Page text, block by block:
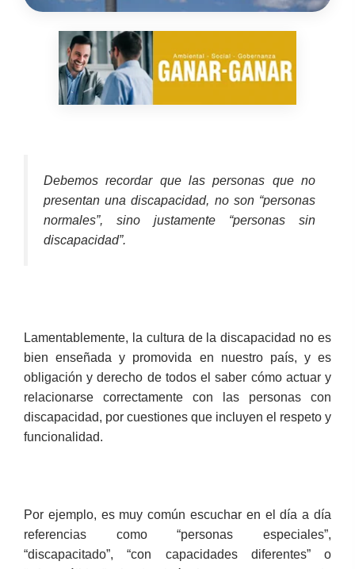
Debemos recordar que las personas que no
presentan una discapacidad, no son “personas
normales”, sino justamente “personas sin
discapacidad”.
Lamentablemente, la cultura de la discapacidad no es
bien enseñada y promovida en nuestro país, y es
obligación y derecho de todos el saber cómo actuar y
relacionarse correctamente con las personas con
discapacidad, por cuestiones que incluyen el respeto y
funcionalidad.
Por ejemplo, es muy común escuchar en el día a día
referencias como “personas especiales”,
“discapacitado”, “con capacidades diferentes” o